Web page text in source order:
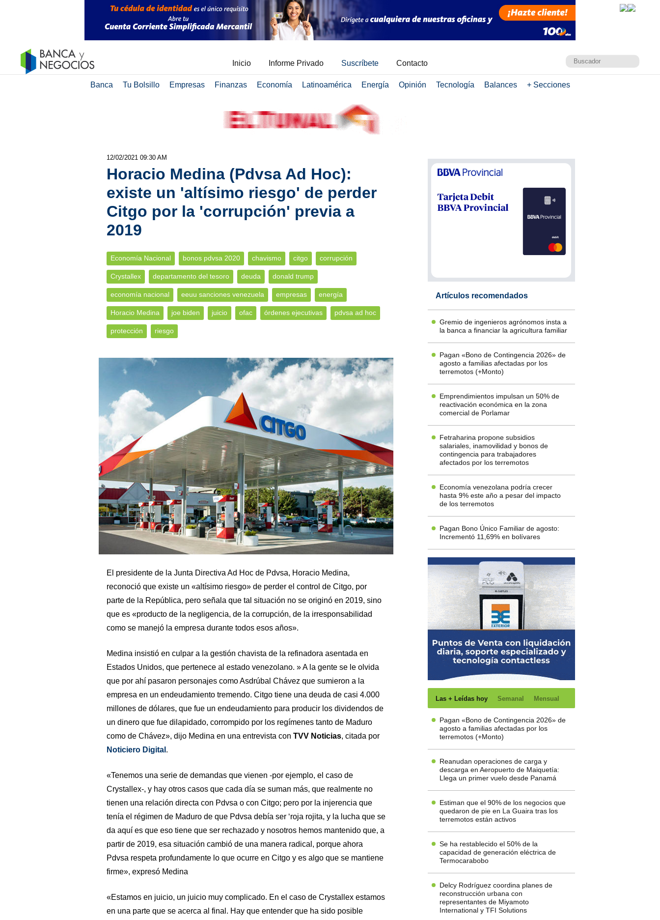
Inicio Informe Privado Suscríbete Contacto
Banca Tu Bolsillo Empresas Finanzas Economía Latinoamérica Energía Opinión Tecnología Balances + Secciones
12/02/2021 09:30 AM
Horacio Medina (Pdvsa Ad Hoc):
existe un 'altísimo riesgo' de perder
Citgo por la 'corrupción' previa a
2019
Economía Nacional bonos pdvsa 2020 chavismo citgo corrupción
Crystallex departamento del tesoro deuda donald trump
economía nacional eeuu sanciones venezuela empresas energía
Horacio Medina joe biden juicio ofac órdenes ejecutivas pdvsa ad hoc
protección riesgo
El presidente de la Junta Directiva Ad Hoc de Pdvsa, Horacio Medina,
reconoció que existe un «altísimo riesgo» de perder el control de Citgo, por
parte de la República, pero señala que tal situación no se originó en 2019, sino
que es «producto de la negligencia, de la corrupción, de la irresponsabilidad
como se manejó la empresa durante todos esos años».
Medina insistió en culpar a la gestión chavista de la refinadora asentada en
Estados Unidos, que pertenece al estado venezolano. » A la gente se le olvida
que por ahí pasaron personajes como Asdrúbal Chávez que sumieron a la
empresa en un endeudamiento tremendo. Citgo tiene una deuda de casi 4.000
millones de dólares, que fue un endeudamiento para producir los dividendos de
un dinero que fue dilapidado, corrompido por los regímenes tanto de Maduro
como de Chávez», dijo Medina en una entrevista con TVV Noticias, citada por
Noticiero Digital .
«Tenemos una serie de demandas que vienen -por ejemplo, el caso de
Crystallex-, y hay otros casos que cada día se suman más, que realmente no
tienen una relación directa con Pdvsa o con Citgo; pero por la injerencia que
tenía el régimen de Maduro de que Pdvsa debía ser ‘roja rojita, y la lucha que se
da aquí es que eso tiene que ser rechazado y nosotros hemos mantenido que, a
partir de 2019, esa situación cambió de una manera radical, porque ahora
Pdvsa respeta profundamente lo que ocurre en Citgo y es algo que se mantiene
firme», expresó Medina
«Estamos en juicio, un juicio muy complicado. En el caso de Crystallex estamos
en una parte que se acerca al final. Hay que entender que ha sido posible
Artículos recomendados
Gremio de ingenieros agrónomos insta a
la banca a financiar la agricultura familiar
Pagan «Bono de Contingencia 2026» de
agosto a familias afectadas por los
terremotos (+Monto)
Emprendimientos impulsan un 50% de
reactivación económica en la zona
comercial de Porlamar
Fetraharina propone subsidios
salariales, inamovilidad y bonos de
contingencia para trabajadores
afectados por los terremotos
Economía venezolana podría crecer
hasta 9% este año a pesar del impacto
de los terremotos
Pagan Bono Único Familiar de agosto:
Incrementó 11,69% en bolívares
Las + Leídas hoy Semanal Mensual
Pagan «Bono de Contingencia 2026» de
agosto a familias afectadas por los
terremotos (+Monto)
Reanudan operaciones de carga y
descarga en Aeropuerto de Maiquetía:
Llega un primer vuelo desde Panamá
Estiman que el 90% de los negocios que
quedaron de pie en La Guaira tras los
terremotos están activos
Se ha restablecido el 50% de la
capacidad de generación eléctrica de
Termocarabobo
Delcy Rodríguez coordina planes de
reconstrucción urbana con
representantes de Miyamoto
International y TFI Solutions